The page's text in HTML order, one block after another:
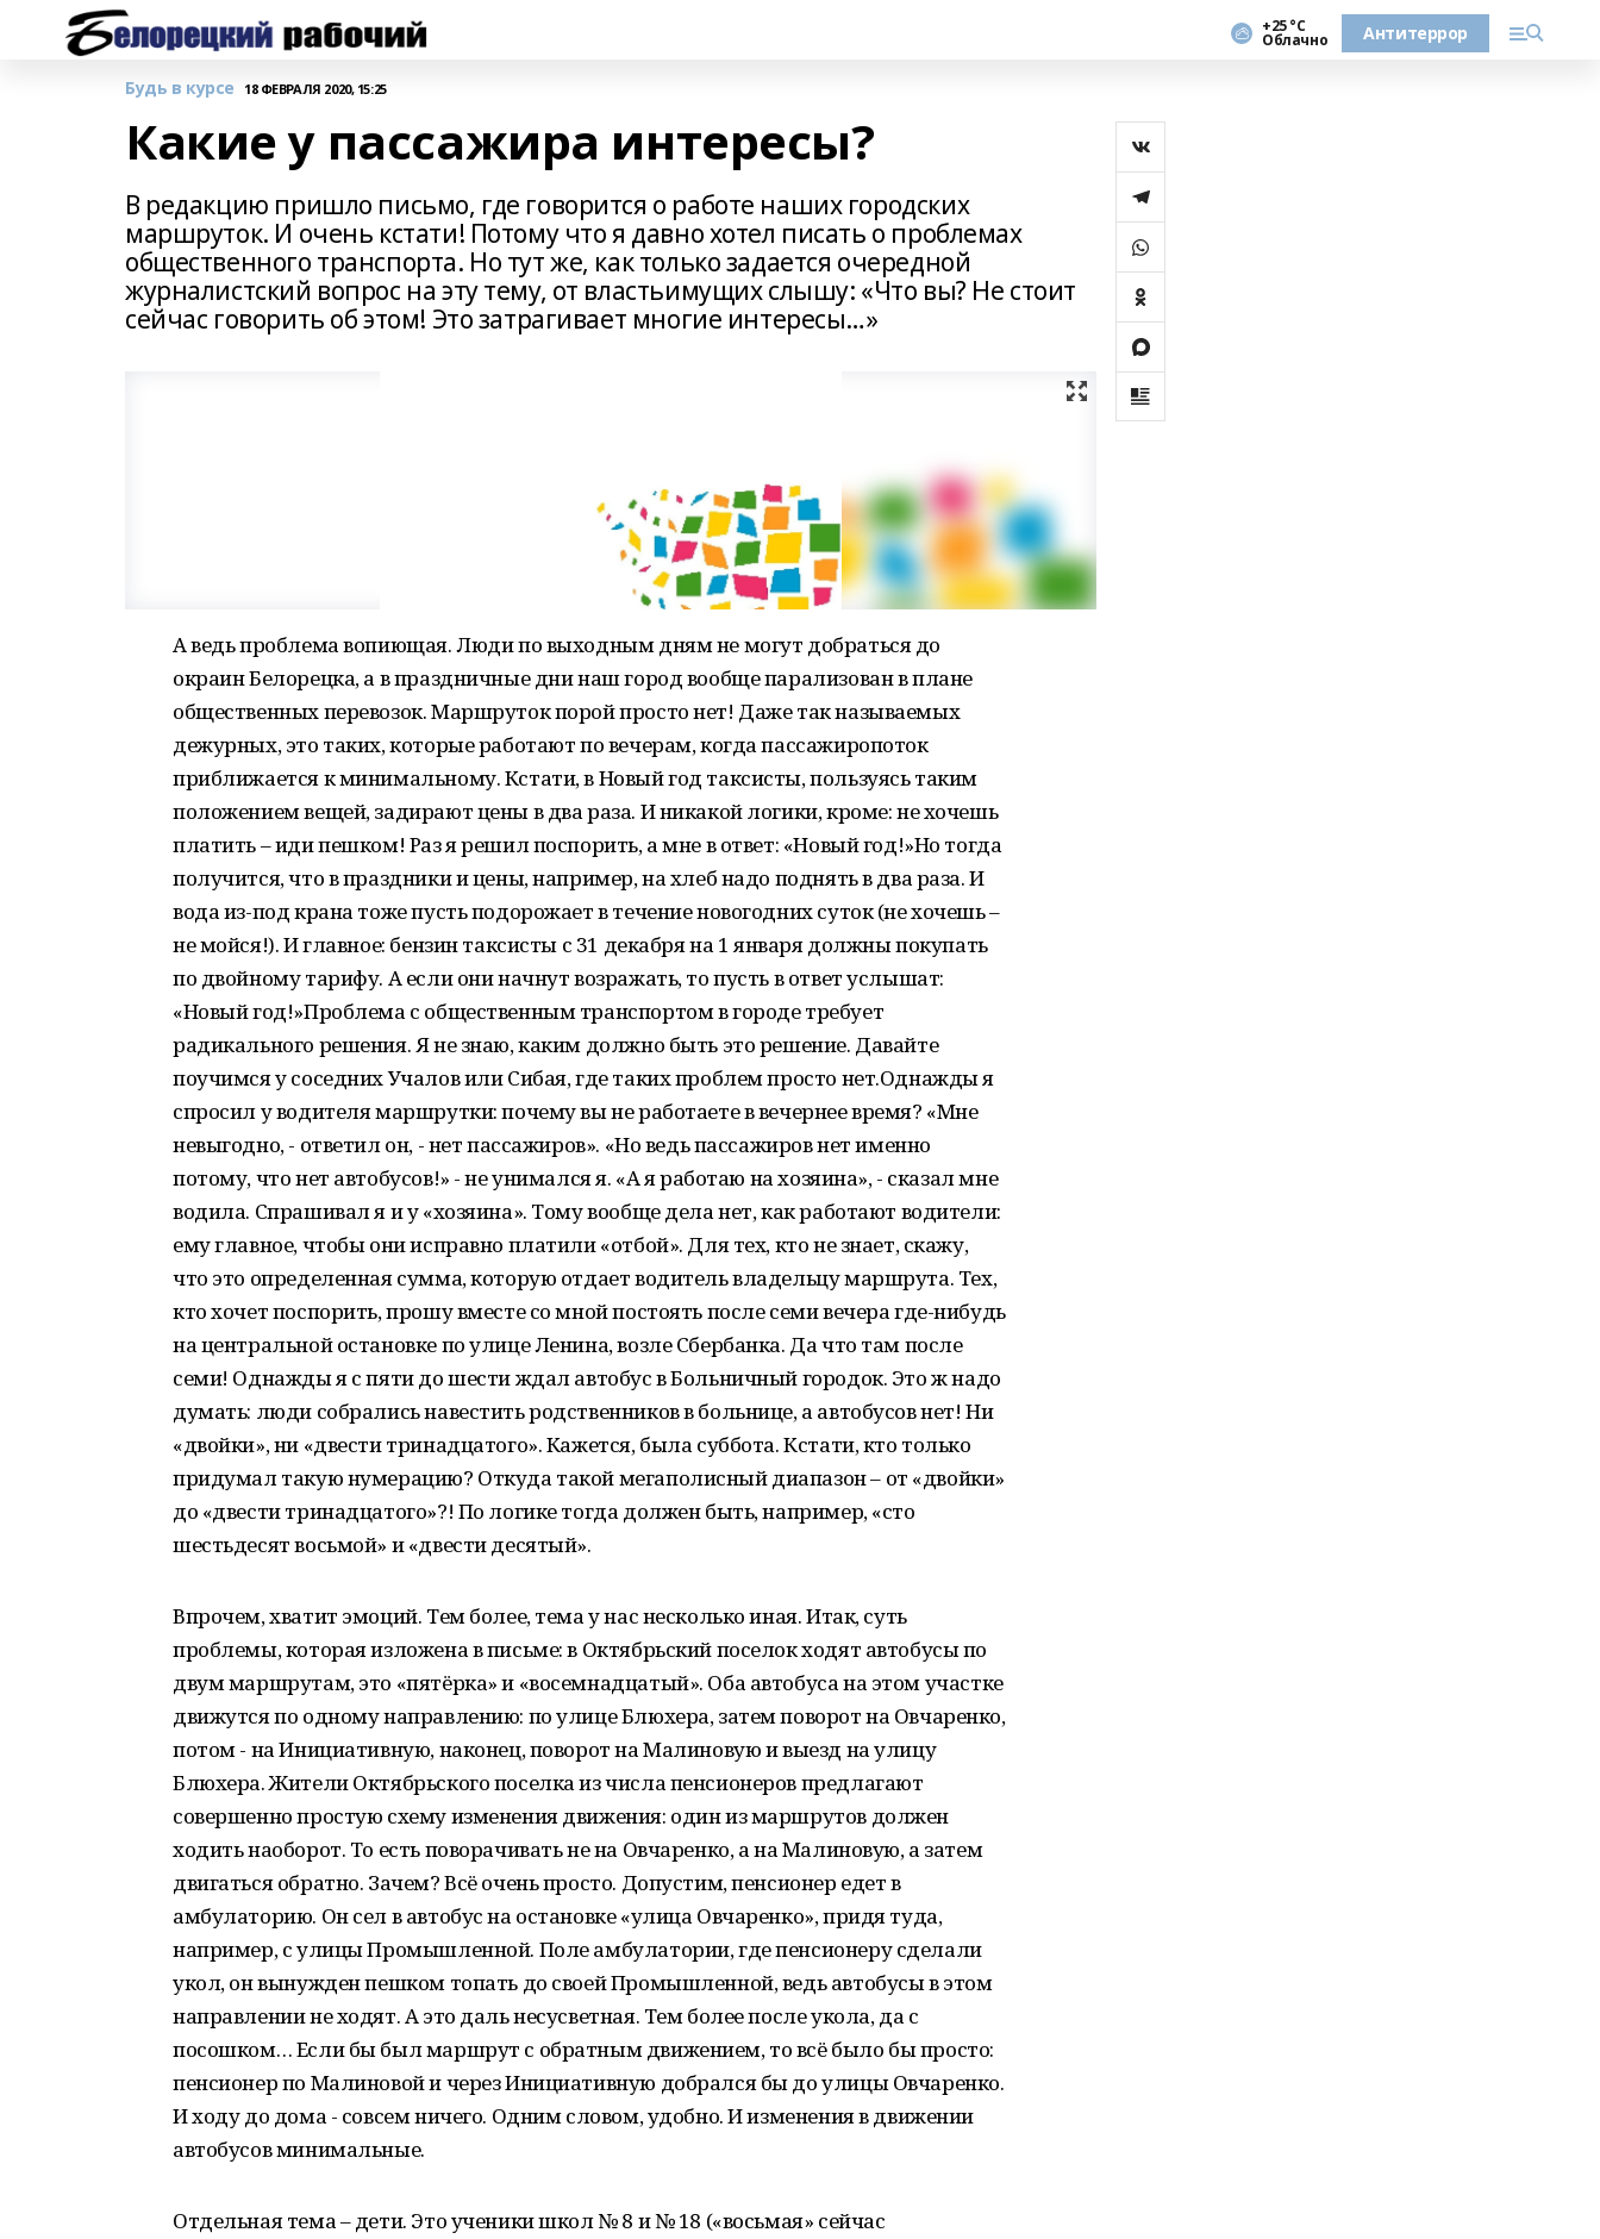
+25 °С
Облачно Антитеррор
Будь в курсе 18 ФЕВРАЛЯ 2020, 15:25
Какие у пассажира интересы?
В редакцию пришло письмо, где говорится о работе наших городских
маршруток. И очень кстати! Потому что я давно хотел писать о проблемах
общественного транспорта. Но тут же, как только задается очередной
журналистский вопрос на эту тему, от властьимущих слышу: «Что вы? Не стоит
сейчас говорить об этом! Это затрагивает многие интересы…»
А ведь проблема вопиющая. Люди по выходным дням не могут добраться до
окраин Белорецка, а в праздничные дни наш город вообще парализован в плане
общественных перевозок. Маршруток порой просто нет! Даже так называемых
дежурных, это таких, которые работают по вечерам, когда пассажиропоток
приближается к минимальному. Кстати, в Новый год таксисты, пользуясь таким
положением вещей, задирают цены в два раза. И никакой логики, кроме: не хочешь
платить – иди пешком! Раз я решил поспорить, а мне в ответ: «Новый год!»Но тогда
получится, что в праздники и цены, например, на хлеб надо поднять в два раза. И
вода из-под крана тоже пусть подорожает в течение новогодних суток (не хочешь –
не мойся!). И главное: бензин таксисты с 31 декабря на 1 января должны покупать
по двойному тарифу. А если они начнут возражать, то пусть в ответ услышат:
«Новый год!»Проблема с общественным транспортом в городе требует
радикального решения. Я не знаю, каким должно быть это решение. Давайте
поучимся у соседних Учалов или Сибая, где таких проблем просто нет.Однажды я
спросил у водителя маршрутки: почему вы не работаете в вечернее время? «Мне
невыгодно, - ответил он, - нет пассажиров». «Но ведь пассажиров нет именно
потому, что нет автобусов!» - не унимался я. «А я работаю на хозяина», - сказал мне
водила. Спрашивал я и у «хозяина». Тому вообще дела нет, как работают водители:
ему главное, чтобы они исправно платили «отбой». Для тех, кто не знает, скажу,
что это определенная сумма, которую отдает водитель владельцу маршрута. Тех,
кто хочет поспорить, прошу вместе со мной постоять после семи вечера где-нибудь
на центральной остановке по улице Ленина, возле Сбербанка. Да что там после
семи! Однажды я с пяти до шести ждал автобус в Больничный городок. Это ж надо
думать: люди собрались навестить родственников в больнице, а автобусов нет! Ни
«двойки», ни «двести тринадцатого». Кажется, была суббота. Кстати, кто только
придумал такую нумерацию? Откуда такой мегаполисный диапазон – от «двойки»
до «двести тринадцатого»?! По логике тогда должен быть, например, «сто
шестьдесят восьмой» и «двести десятый».
Впрочем, хватит эмоций. Тем более, тема у нас несколько иная. Итак, суть
проблемы, которая изложена в письме: в Октябрьский поселок ходят автобусы по
двум маршрутам, это «пятёрка» и «восемнадцатый». Оба автобуса на этом участке
движутся по одному направлению: по улице Блюхера, затем поворот на Овчаренко,
потом - на Инициативную, наконец, поворот на Малиновую и выезд на улицу
Блюхера. Жители Октябрьского поселка из числа пенсионеров предлагают
совершенно простую схему изменения движения: один из маршрутов должен
ходить наоборот. То есть поворачивать не на Овчаренко, а на Малиновую, а затем
двигаться обратно. Зачем? Всё очень просто. Допустим, пенсионер едет в
амбулаторию. Он сел в автобус на остановке «улица Овчаренко», придя туда,
например, с улицы Промышленной. Поле амбулатории, где пенсионеру сделали
укол, он вынужден пешком топать до своей Промышленной, ведь автобусы в этом
направлении не ходят. А это даль несусветная. Тем более после укола, да с
посошком… Если бы был маршрут с обратным движением, то всё было бы просто:
пенсионер по Малиновой и через Инициативную добрался бы до улицы Овчаренко.
И ходу до дома - совсем ничего. Одним словом, удобно. И изменения в движении
автобусов минимальные.
Отдельная тема – дети. Это ученики школ № 8 и № 18 («восьмая» сейчас